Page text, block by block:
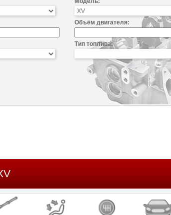
Объём двигателя:
Тип топлива: